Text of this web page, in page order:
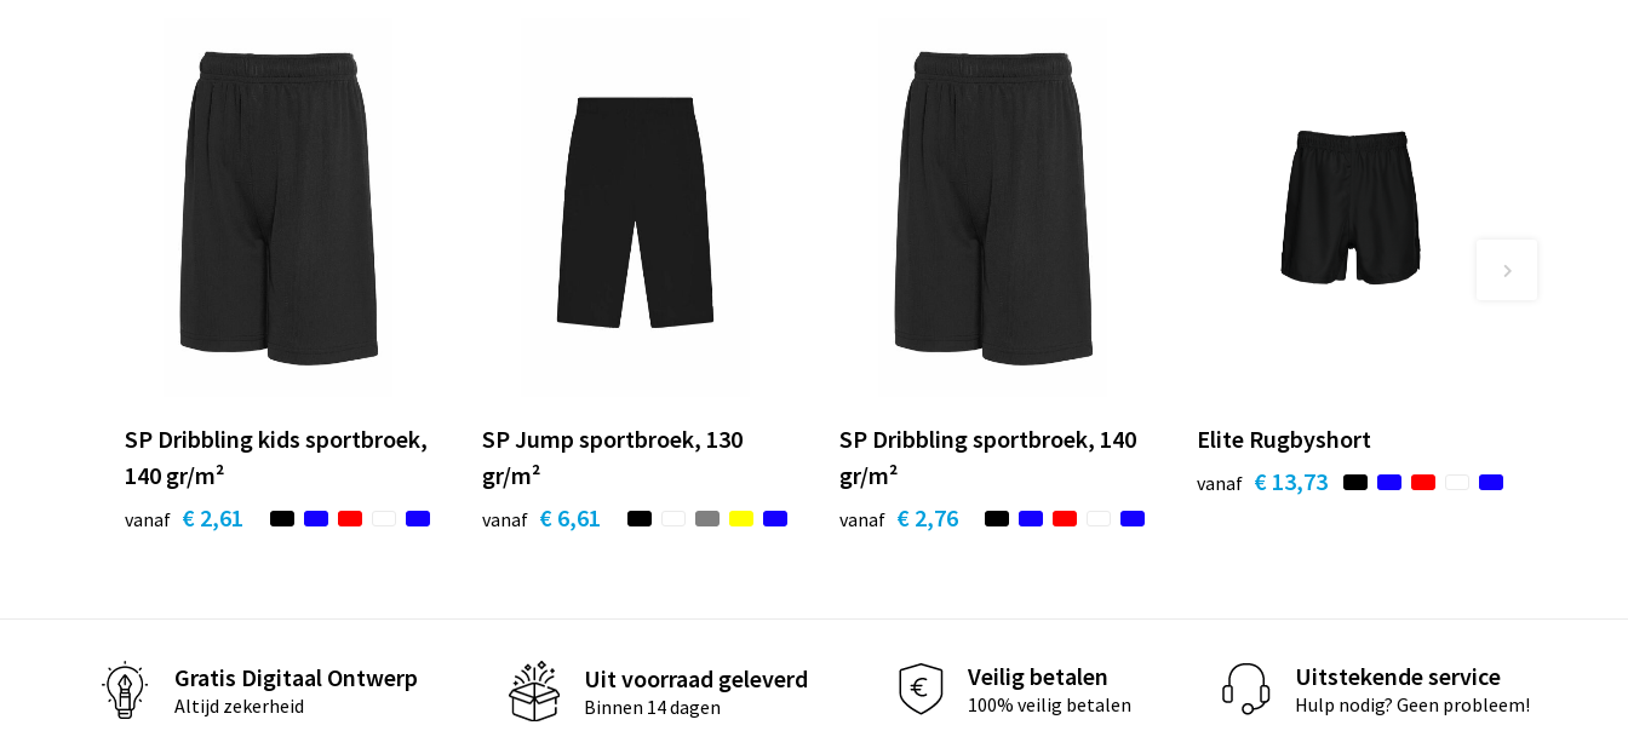
SP Dribbling kids sportbroek,
140 gr/m²
vanaf € 2,61
SP Jump sportbroek, 130
gr/m²
vanaf € 6,61
SP Dribbling sportbroek, 140
gr/m²
vanaf € 2,76
Elite Rugbyshort
vanaf € 13,73
Gratis Digitaal Ontwerp
Altijd zekerheid
Uit voorraad geleverd
Binnen 14 dagen
Veilig betalen
100% veilig betalen
Uitstekende service
Hulp nodig? Geen probleem!